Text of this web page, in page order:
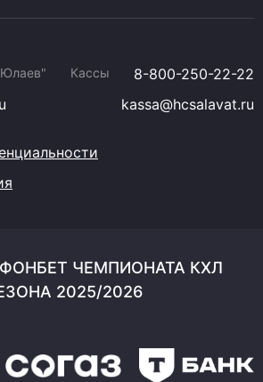
Кассы
8-800-250-22-22
kassa@hcsalavat.ru
ЧЕМПИОНАТА КХЛ
2025/2026